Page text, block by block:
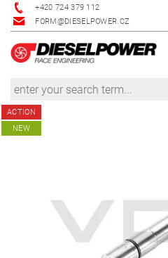
+420 724 379 112
FORM@DIESELPOWER.CZ
ACTION
NEW